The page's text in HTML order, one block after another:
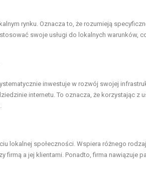
rynku. Oznacza to, że rozumieją
swoje usługi do lokalnych warunków,
inwestuje w rozwój swojej
internetu. To oznacza, że korzystając z
lokalnej społeczności. Wspiera różnego
firmą a jej klientami. Ponadto, firma nawiązuje